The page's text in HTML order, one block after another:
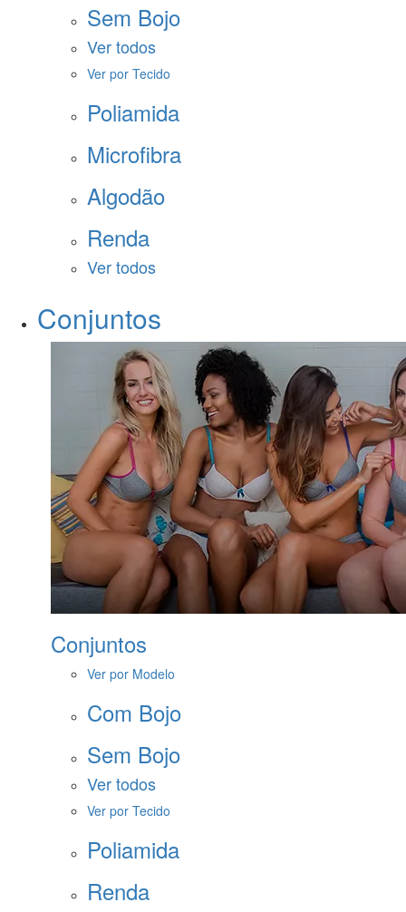
Sem Bojo
Ver todos
Ver por Tecido
Poliamida
Microfibra
Algodão
Renda
Ver todos
Conjuntos
Conjuntos
Ver por Modelo
Com Bojo
Sem Bojo
Ver todos
Ver por Tecido
Poliamida
Renda